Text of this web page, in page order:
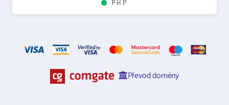
PHP
Převod domény